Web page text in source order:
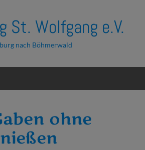
St. Wolfgang e.V.
nach Böhmerwald
ohne